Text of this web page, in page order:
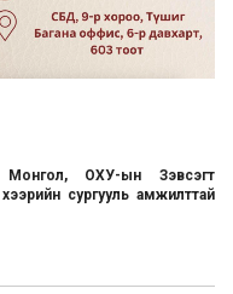
Монгол, ОХУ-ын Зэвсэгт
хээрийн сургууль амжилттай